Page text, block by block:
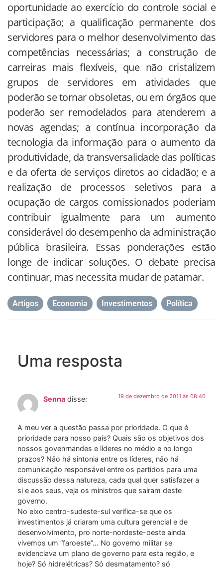
oportunidade ao exercício do controle social e
participação; a qualificação permanente dos
servidores para o melhor desenvolvimento das
competências necessárias; a construção de
carreiras mais flexíveis, que não cristalizem
grupos de servidores em atividades que
poderão se tornar obsoletas, ou em órgãos que
poderão ser remodelados para atenderem a
novas agendas; a contínua incorporação da
tecnologia da informação para o aumento da
produtividade, da transversalidade das políticas
e da oferta de serviços diretos ao cidadão; e a
realização de processos seletivos para a
ocupação de cargos comissionados poderiam
contribuir igualmente para um aumento
considerável do desempenho da administração
pública brasileira. Essas ponderações estão
longe de indicar soluções. O debate precisa
continuar, mas necessita mudar de patamar.
Artigos Economia Investimentos Política
Uma resposta
Senna disse: 19 de dezembro de 2011 às 08:40
A meu ver a questão passa por prioridade. O que é
prioridade para nosso país? Quais são os objetivos dos
nossos govenrnandes e líderes no médio e no longo
prazos? Não há sintonia entre os líderes, não há
comunicação responsável entre os partidos para uma
discussão dessa natureza, cada qual quer satisfazer a
si e aos seus, veja os ministros que sairam deste
governo.
No eixo centro-sudeste-sul verifica-se que os
investimentos já criaram uma cultura gerencial e de
desenvolvimento, pro norte-nordeste-oeste ainda
vivemos um “faroeste”… No governo militar se
evidenciava um plano de governo para esta região, e
hoje? Só hidrelétricas? Só desmatamento? só